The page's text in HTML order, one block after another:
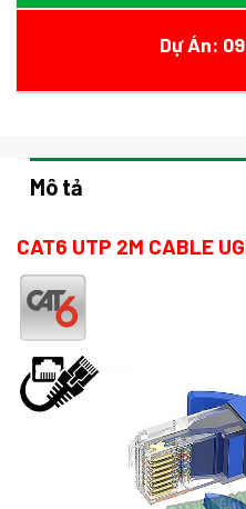
Dự Án:
Mô tả
CAT6 UTP 2M CABLE